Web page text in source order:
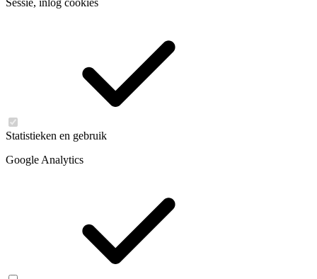
Sessie, inlog cookies
Statistieken en gebruik
Google Analytics